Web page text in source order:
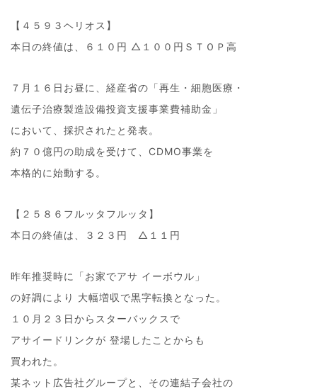
【４５９３ヘリオス】
本日の終値は、６１０円 △１００円ＳＴＯＰ高
７月１６日お昼に、経産省の「再生・細胞医療・
遺伝子治療製造設備投資支援事業費補助金」
において、採択されたと発表。
約７０億円の助成を受けて、CDMO事業を
本格的に始動する。
【２５８６フルッタフルッタ】
本日の終値は、３２３円 △１１円
昨年推奨時に「お家でアサ イーボウル」
の好調により 大幅増収で黒字転換となった。
１０月２３日からスターバックスで
アサイードリンクが 登場したことからも
買われた。
某ネット広告社グループと、その連結子会社の